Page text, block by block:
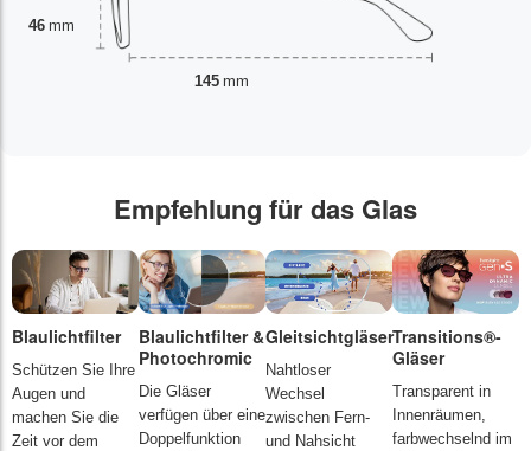
46 mm
145 mm
Empfehlung für das Glas
Blaulichtfilter
Schützen Sie Ihre
Augen und
machen Sie die
Zeit vor dem
Blaulichtfilter &
Photochromic
Die Gläser
verfügen über eine
Doppelfunktion
Gleitsichtgläser
Nahtloser
Wechsel
zwischen Fern-
und Nahsicht
Transitions®-
Gläser
Transparent in
Innenräumen,
farbwechselnd im